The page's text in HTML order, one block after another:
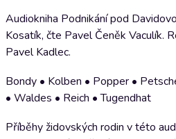
Audiokniha Podnikání pod
Kosatík, čte Pavel Čeněk Vaculík.
Pavel Kadlec.
Bondy • Kolben • Popper •
• Waldes • Reich • Tugendhat
Příběhy židovských rodin v této